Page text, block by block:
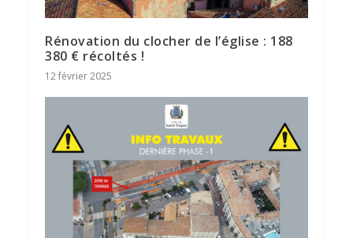
Rénovation du clocher de l’église : 188
380 € récoltés !
12 février 2025